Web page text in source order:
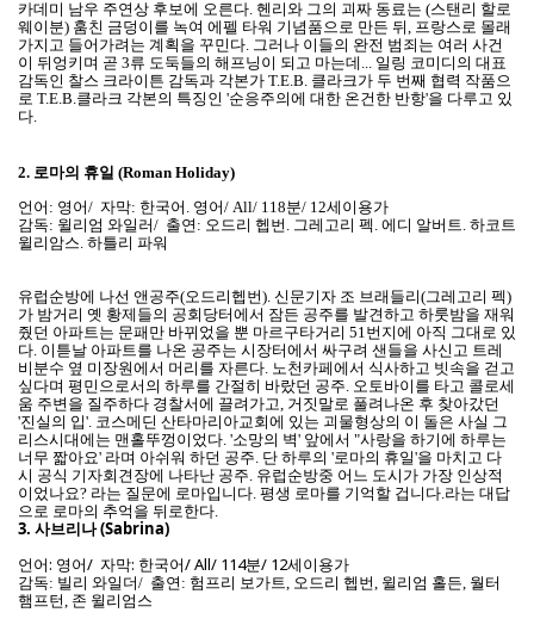
카데미 남우 주연상 후보에 오른다. 헨리와 그의 괴짜 동료는 (스탠리 할로
웨이분) 훔친 금덩이를 녹여 에펠 타워 기념품으로 만든 뒤, 프랑스로 몰래
가지고 들어가려는 계획을 꾸민다. 그러나 이들의 완전 범죄는 여러 사건
이 뒤엉키며 곧 3류 도둑들의 해프닝이 되고 마는데... 일링 코미디의 대표
감독인 찰스 크라이튼 감독과 각본가 T.E.B. 클라크가 두 번째 협력 작품으
로 T.E.B.클라크 각본의 특징인 '순응주의에 대한 온건한 반항'을 다루고 있
다.
2. 로마의 휴일 (Roman Holiday)
언어: 영어/ 자막: 한국어. 영어/ All/ 118분/ 12세이용가
감독: 윌리엄 와일러/ 출연: 오드리 헵번. 그레고리 펙. 에디 알버트. 하코트
윌리암스. 하틀리 파워
유럽순방에 나선 앤공주(오드리헵번). 신문기자 조 브래들리(그레고리 펙)
가 밤거리 옛 황제들의 공회당터에서 잠든 공주를 발견하고 하룻밤을 재워
줬던 아파트는 문패만 바뀌었을 뿐 마르구타거리 51번지에 아직 그대로 있
다. 이튿날 아파트를 나온 공주는 시장터에서 싸구려 샌들을 사신고 트레
비분수 옆 미장원에서 머리를 자른다. 노천카페에서 식사하고 빗속을 걷고
싶다며 평민으로서의 하루를 간절히 바랐던 공주. 오토바이를 타고 콜로세
움 주변을 질주하다 경찰서에 끌려가고, 거짓말로 풀려나온 후 찾아갔던
'진실의 입'. 코스메딘 산타마리아교회에 있는 괴물형상의 이 돌은 사실 그
리스시대에는 맨홀뚜껑이었다. '소망의 벽' 앞에서 "사랑을 하기에 하루는
너무 짧아요' 라며 아쉬워 하던 공주. 단 하루의 '로마의 휴일'을 마치고 다
시 공식 기자회견장에 나타난 공주. 유럽순방중 어느 도시가 가장 인상적
이었나요? 라는 질문에 로마입니다. 평생 로마를 기억할 겁니다.라는 대답
으로 로마의 추억을 뒤로한다.
3. 사브리나 (Sabrina)
언어: 영어/ 자막: 한국어/ All/ 114분/ 12세이용가
감독: 빌리 와일더/ 출연: 험프리 보가트, 오드리 헵번, 윌리엄 홀든, 월터
햄프턴, 존 윌리엄스